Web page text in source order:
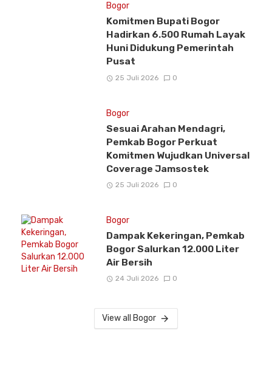
Bogor
Komitmen Bupati Bogor
Hadirkan 6.500 Rumah Layak
Huni Didukung Pemerintah
Pusat
25 Juli 2026 0
Bogor
Sesuai Arahan Mendagri,
Pemkab Bogor Perkuat
Komitmen Wujudkan Universal
Coverage Jamsostek
25 Juli 2026 0
Bogor
Dampak Kekeringan, Pemkab
Bogor Salurkan 12.000 Liter
Air Bersih
24 Juli 2026 0
View all Bogor